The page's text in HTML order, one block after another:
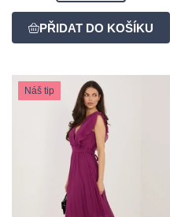
Náš tip